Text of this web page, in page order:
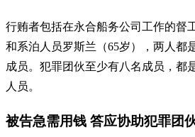
行贿者包括在永合船务公司工作的督
和系泊人员罗斯兰（65岁），两人都
成员。犯罪团伙至少有八名成员，都
人员。
被告急需用钱 答应协助犯罪团